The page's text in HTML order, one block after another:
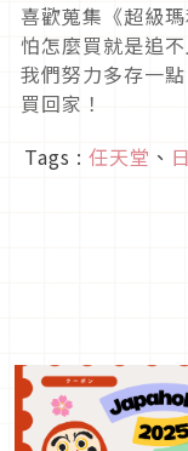
喜歡蒐集《超級
怕怎麼買就是追
我們努力多存一
買回家！
Tags : 任天堂 、